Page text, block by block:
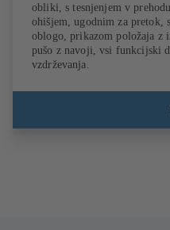
obliki, s tesnjenjem v
ohišjem, ugodnim za pretok,
oblogo, prikazom položaja z
pušo z navoji, vsi funkcijski
vzdrževanja.